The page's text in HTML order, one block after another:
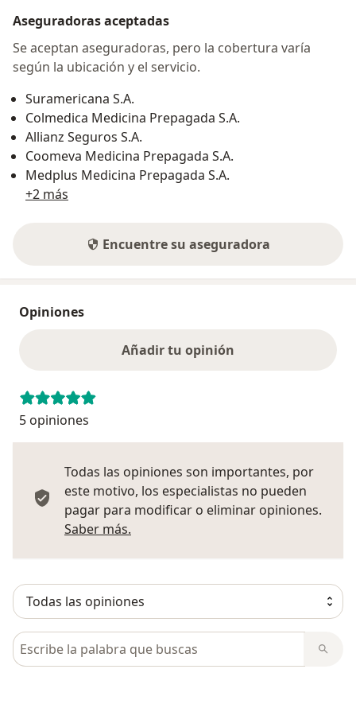
Aseguradoras aceptadas
Se aceptan aseguradoras, pero la cobertura varía
según la ubicación y el servicio.
Suramericana S.A.
Colmedica Medicina Prepagada S.A.
Allianz Seguros S.A.
Coomeva Medicina Prepagada S.A.
Medplus Medicina Prepagada S.A.
+2 más
Encuentre su aseguradora
Opiniones
Añadir tu opinión
5 opiniones
Todas las opiniones son importantes, por
este motivo, los especialistas no pueden
pagar para modificar o eliminar opiniones.
Saber más.
Busca en opiniones